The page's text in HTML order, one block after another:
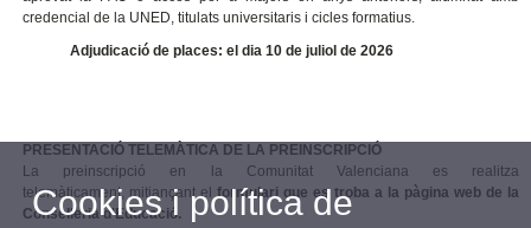
credencial de la UNED, titulats universitaris i cicles formatius.
Adjudicació de places: el dia 10 de juliol de 2026
PRESENTACIÓ TELEMÀTICA DE LA PREINSCRIPCIÓ
La preinscripció en la Comunitat Valenciana es realitza
telemàticament, mitjançant elformulari que es troba a la pàgina web de la
Conselleria d'Educació.
Cookies i política de